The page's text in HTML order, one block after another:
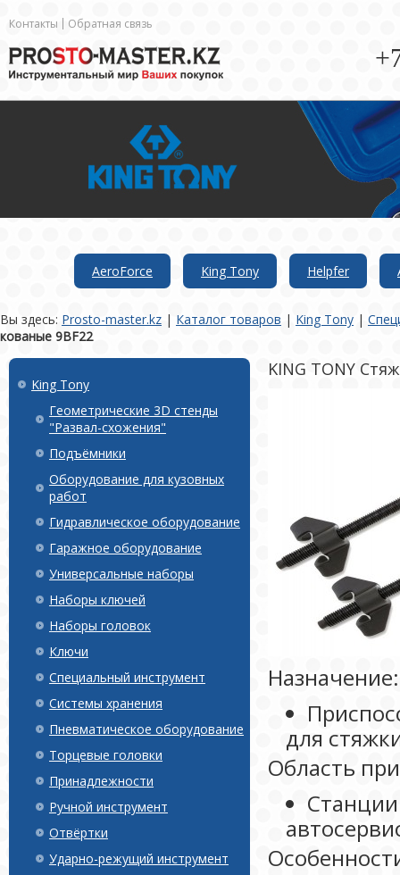
Контакты Обратная связь
AeroForce King Tony Helpfer
Вы здесь: Prosto-master.kz | Каталог товаров | King Tony |
кованые 9BF22
King Tony
Геометрические 3D стенды
"Развал-схожения"
Подъёмники
Оборудование для кузовных
работ
Гидравлическое оборудование
Гаражное оборудование
Универсальные наборы
Наборы ключей
Наборы головок
Ключи
Специальный инструмент
Системы хранения
Пневматическое оборудование
Торцевые головки
Принадлежности
Ручной инструмент
Отвёртки
Ударно-режущий инструмент
KING TONY
Назначение:
для
Область